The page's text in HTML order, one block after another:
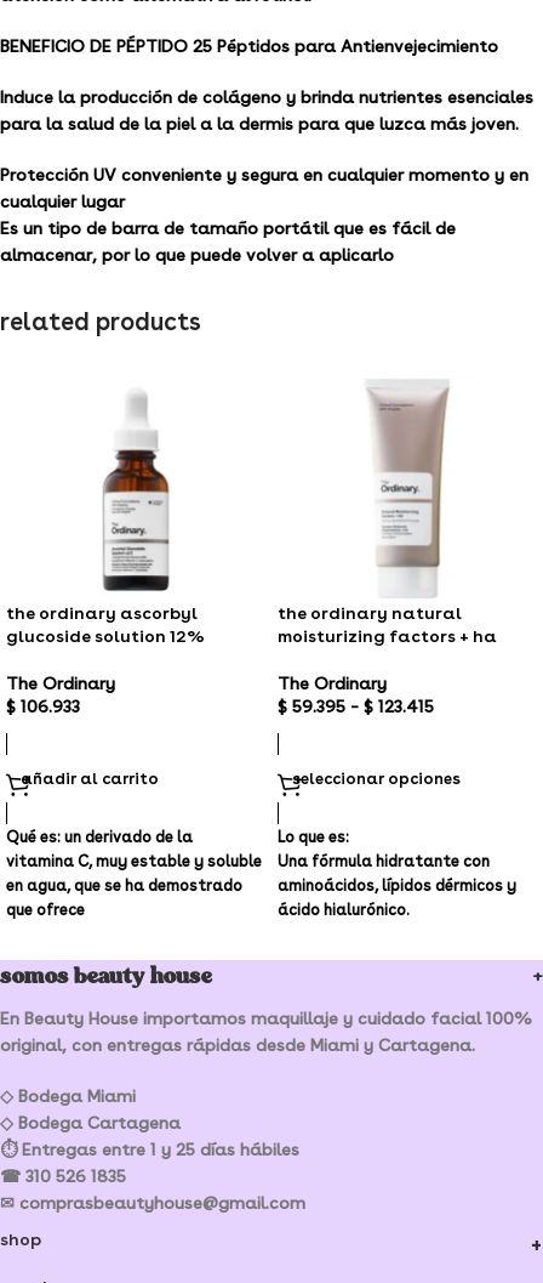
BENEFICIO DE PÉPTIDO 25 Péptidos para Antienvejecimiento
Induce la producción de colágeno y brinda nutrientes esenciales
para la salud de la piel a la dermis para que luzca más joven.
Protección UV conveniente y segura en cualquier momento y en
cualquier lugar
Es un tipo de barra de tamaño portátil que es fácil de
almacenar, por lo que puede volver a aplicarlo
related products
the ordinary ascorbyl
glucoside solution 12%
The Ordinary
$ 106.933
añadir al carrito
Qué es: un derivado de la
vitamina C, muy estable y soluble
en agua, que se ha demostrado
que ofrece
the ordinary natural
moisturizing factors + ha
The Ordinary
$ 59.395 – $ 123.415
seleccionar opciones
Lo que es:
Una fórmula hidratante con
aminoácidos, lípidos dérmicos y
ácido hialurónico.
somos beauty house
En Beauty House importamos maquillaje y cuidado facial 100%
original, con entregas rápidas desde Miami y Cartagena.
◇ Bodega Miami
◇ Bodega Cartagena
⏱ Entregas entre 1 y 25 días hábiles
☎ 310 526 1835
✉ comprasbeautyhouse@gmail.com
shop